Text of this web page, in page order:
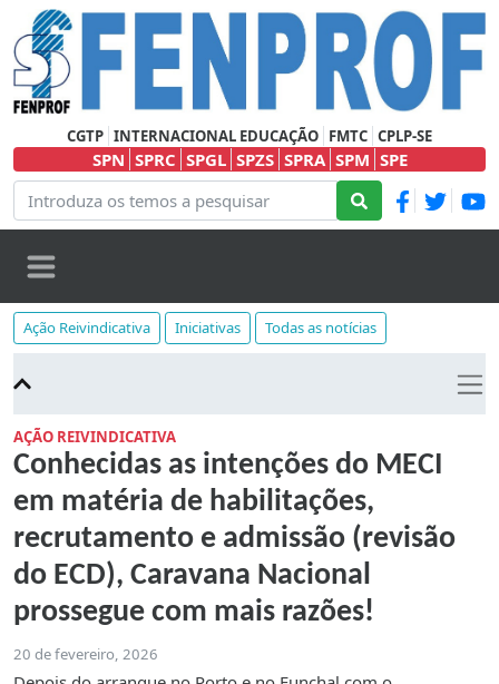
CGTP INTERNACIONAL EDUCAÇÃO FMTC CPLP-SE
SPN SPRC SPGL SPZS SPRA SPM SPE
Ação Reivindicativa Iniciativas Todas as notícias
AÇÃO REIVINDICATIVA
Conhecidas as intenções do MECI
em matéria de habilitações,
recrutamento e admissão (revisão
do ECD), Caravana Nacional
prossegue com mais razões!
20 de fevereiro, 2026